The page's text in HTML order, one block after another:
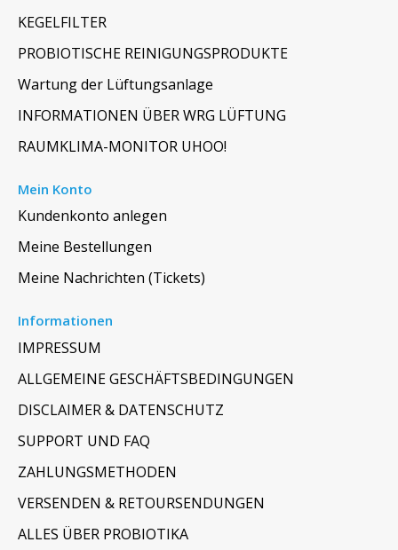
KEGELFILTER
PROBIOTISCHE REINIGUNGSPRODUKTE
Wartung der Lüftungsanlage
INFORMATIONEN ÜBER WRG LÜFTUNG
RAUMKLIMA-MONITOR UHOO!
Mein Konto
Kundenkonto anlegen
Meine Bestellungen
Meine Nachrichten (Tickets)
Informationen
IMPRESSUM
ALLGEMEINE GESCHÄFTSBEDINGUNGEN
DISCLAIMER & DATENSCHUTZ
SUPPORT UND FAQ
ZAHLUNGSMETHODEN
VERSENDEN & RETOURSENDUNGEN
ALLES ÜBER PROBIOTIKA